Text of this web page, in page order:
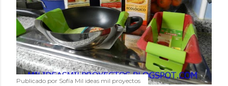
Publicado por Sofía Mil ideas mil proyectos